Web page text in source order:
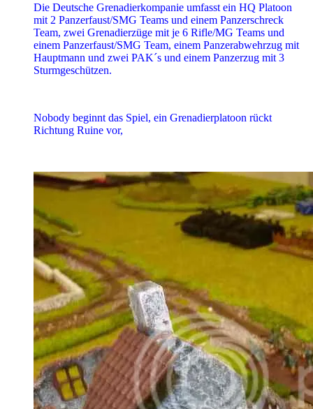
Die Deutsche Grenadierkompanie umfasst ein HQ Platoon
mit 2 Panzerfaust/SMG Teams und einem Panzerschreck
Team, zwei Grenadierzüge mit je 6 Rifle/MG Teams und
einem Panzerfaust/SMG Team, einem Panzerabwehrzug mit
Hauptmann und zwei PAK´s und einem Panzerzug mit 3
Sturmgeschützen.
Nobody beginnt das Spiel, ein Grenadierplatoon rückt
Richtung Ruine vor,